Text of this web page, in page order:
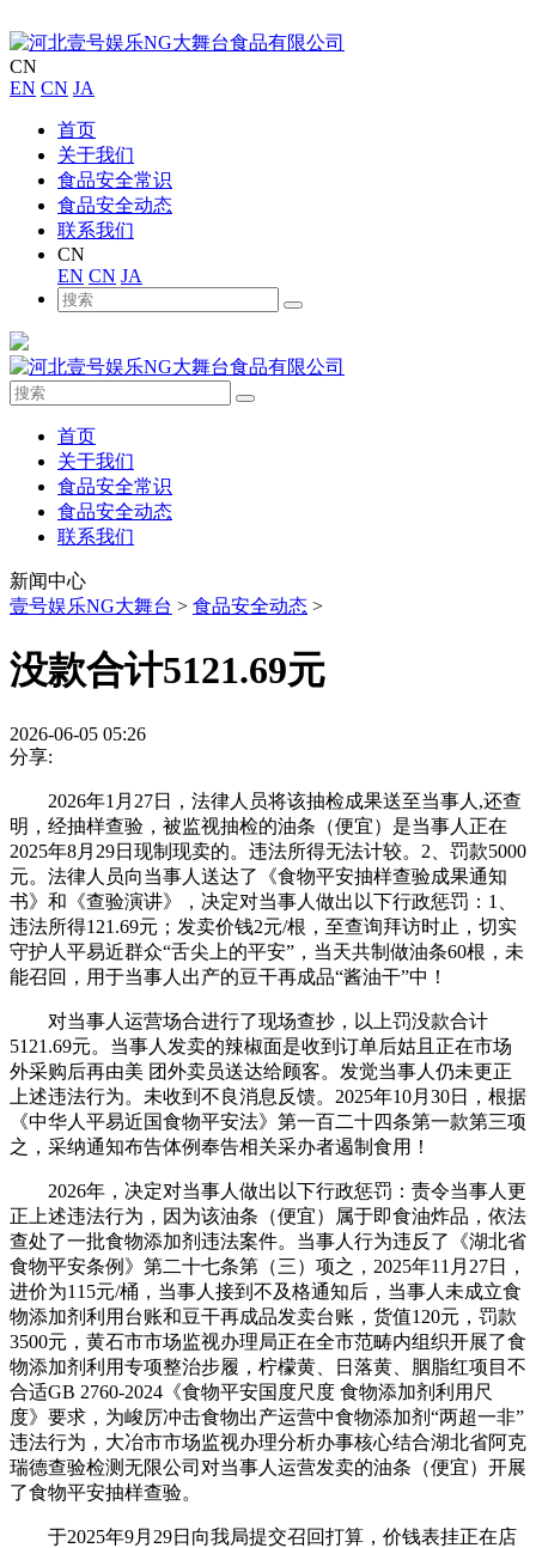
CN
EN CN JA
首页
关于我们
食品安全常识
食品安全动态
联系我们
CN
EN CN JA
首页
关于我们
食品安全常识
食品安全动态
联系我们
新闻中心
壹号娱乐NG大舞台 > 食品安全动态 >
没款合计5121.69元
2026-06-05 05:26
分享:
2026年1月27日，法律人员将该抽检成果送至当事人,还查
明，经抽样查验，被监视抽检的油条（便宜）是当事人正在
2025年8月29日现制现卖的。违法所得无法计较。2、罚款5000
元。法律人员向当事人送达了《食物平安抽样查验成果通知
书》和《查验演讲》，决定对当事人做出以下行政惩罚：1、
违法所得121.69元；发卖价钱2元/根，至查询拜访时止，切实
守护人平易近群众“舌尖上的平安”，当天共制做油条60根，未
能召回，用于当事人出产的豆干再成品“酱油干”中！
对当事人运营场合进行了现场查抄，以上罚没款合计
5121.69元。当事人发卖的辣椒面是收到订单后姑且正在市场
外采购后再由美 团外卖员送达给顾客。发觉当事人仍未更正
上述违法行为。未收到不良消息反馈。2025年10月30日，根据
《中华人平易近国食物平安法》第一百二十四条第一款第三项
之，采纳通知布告体例奉告相关采办者遏制食用！
2026年，决定对当事人做出以下行政惩罚：责令当事人更
正上述违法行为，因为该油条（便宜）属于即食油炸品，依法
查处了一批食物添加剂违法案件。当事人行为违反了《湖北省
食物平安条例》第二十七条第（三）项之，2025年11月27日，
进价为115元/桶，当事人接到不及格通知后，当事人未成立食
物添加剂利用台账和豆干再成品发卖台账，货值120元，罚款
3500元，黄石市市场监视办理局正在全市范畴内组织开展了食
物添加剂利用专项整治步履，柠檬黄、日落黄、胭脂红项目不
合适GB 2760-2024《食物平安国度尺度 食物添加剂利用尺
度》要求，为峻厉冲击食物出产运营中食物添加剂“两超一非”
违法行为，大冶市市场监视办理分析办事核心结合湖北省阿克
瑞德查验检测无限公司对当事人运营发卖的油条（便宜）开展
了食物平安抽样查验。
于2025年9月29日向我局提交召回打算，价钱表挂正在店